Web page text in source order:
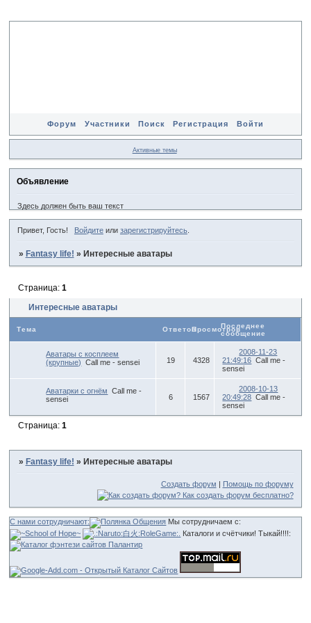
Форум Участники Поиск Регистрация Войти
Активные темы
Объявление
Здесь должен быть ваш текст
Привет, Гость! Войдитеили зарегистрируйтесь.
» Fantasy life! » Интересные аватары
Интересные аватары
Страница: 1
Тема ОтветовПросмотровПоследнее
сообщение
Аватары с косплеем
(крупные)
Call me - sensei 19 4328
2008-11-23
21:49:16 Call me -
sensei
Аватарки с огнём
Call me -
sensei
6 1567
2008-10-13
20:49:28 Call me -
sensei
Страница: 1
» Fantasy life! » Интересные аватары
Создать форум | Помощь по форуму
С нами сотрудничают:
Мы сотрудничаем с:
Каталоги и счётчики! Тыкай!!!!: